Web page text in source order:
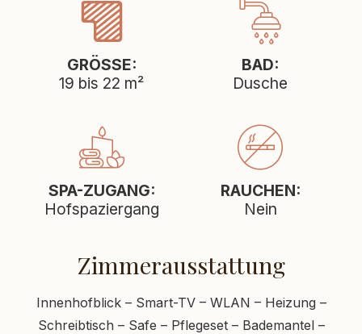
GRÖSSE:
19 bis 22 m²
BAD:
Dusche
SPA-ZUGANG:
Hofspaziergang
RAUCHEN:
Nein
Zimmerausstattung
Innenhofblick – Smart-TV – WLAN – Heizung –
Schreibtisch – Safe – Pflegeset – Bademantel –